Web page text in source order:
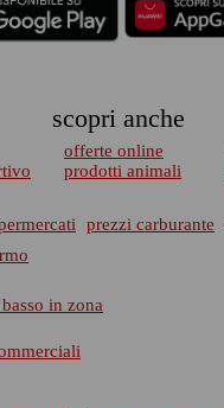
scopri anche
offerte online
prodotti animali
prezzi carburante
in zona